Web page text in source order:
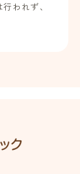
われず、